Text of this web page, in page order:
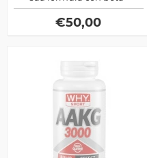
alanina, citrullina, caffeina e
molto altro, aiuta a
migliorare la performance, il
allenamento più intenso ed
€50,00